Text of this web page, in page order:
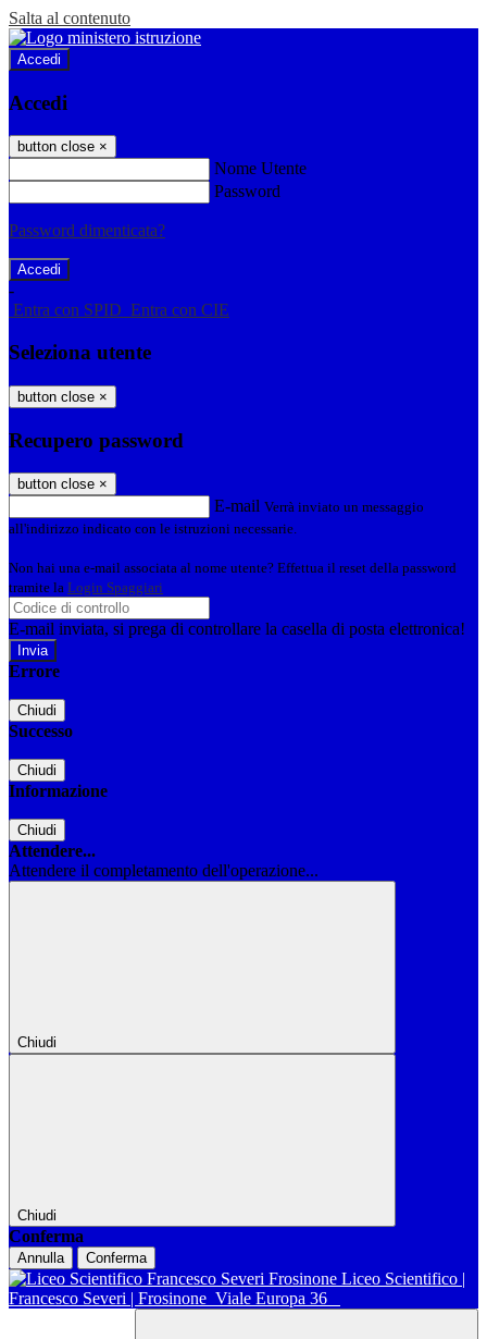
Salta al contenuto
Accedi
Accedi
button close ×
Nome Utente
Password
Password dimenticata?
-
Entra con SPID Entra con CIE
Seleziona utente
button close ×
Recupero password
button close ×
E-mail Verrà inviato un messaggio
all'indirizzo indicato con le istruzioni necessarie.
Non hai una e-mail associata al nome utente? Effettua il reset della password
tramite la Login Spaggiari
E-mail inviata, si prega di controllare la casella di posta elettronica!
Errore
Chiudi
Successo
Chiudi
Informazione
Chiudi
Attendere...
Attendere il completamento dell'operazione...
Chiudi
Chiudi
Conferma
Annulla Conferma
Liceo Scientifico |
Francesco Severi | Frosinone Viale Europa 36